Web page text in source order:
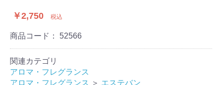
￥2,750 税込
商品コード： 52566
関連カテゴリ
アロマ・フレグランス
アロマ・フレグランス ＞ エステバン